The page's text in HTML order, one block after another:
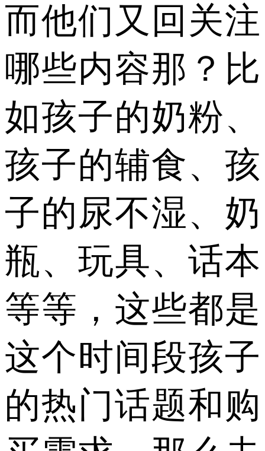
而他们又回关注
哪些内容那？比
如孩子的奶粉、
孩子的辅食、孩
子的尿不湿、奶
瓶、玩具、话本
等等，这些都是
这个时间段孩子
的热门话题和购